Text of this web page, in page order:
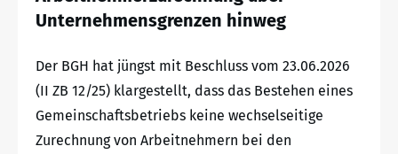
Unternehmensgrenzen hinweg
Der BGH hat jüngst mit Beschluss vom 23.06.2026
(II ZB 12/25) klargestellt, dass das Bestehen eines
Gemeinschaftsbetriebs keine wechselseitige
Zurechnung von Arbeitnehmern bei den